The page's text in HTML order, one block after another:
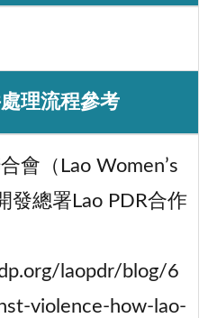
理流程參考
會（Lao Women’s
發總署Lao PDR合作
laopdr/blog/6
violence-how-lao-